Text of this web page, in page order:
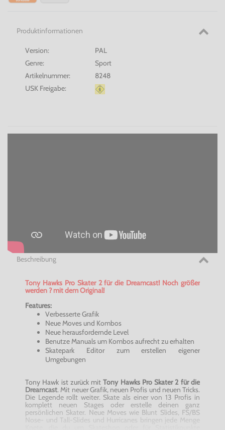
Produktinformationen
Version:
PAL
Genre:
Sport
Artikelnummer:
8248
USK Freigabe:
Beschreibung
Tony Hawks Pro Skater 2 für die Dreamcast! Noch größer
werden ? mit dem Original!
Features:
Verbesserte Grafik
Neue Moves und Kombos
Neue herausfordernde Level
Benutze Manuals um Kombos aufrecht zu erhalten
Skatepark Editor zum erstellen eigener
Umgebungen
Tony Hawk ist zurück mitTony Hawks Pro Skater 2 für die
Dreamcast. Mit neuer Grafik, neuen Profis und neuen Tricks.
Die Legende rollt weiter. Skate als einer von 13 Profis in
komplett neuen Stages oder erstelle deinen ganz
persönlichen Skater. Neue Moves wie Blunt Slides, FS/BS
Nose- und Tall-Slides und Hurricanes bringen jede Menge